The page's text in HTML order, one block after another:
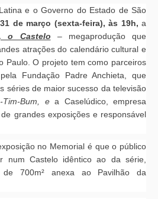
e o Governo do Estado de São
31 de março (sexta-feira), às 19h, a
o Castelo – megaprodução que
atrações do calendário cultural e
Paulo. O projeto tem como parceiros
Fundação Padre Anchieta, que
séries de maior sucesso da televisão
Tim-Bum, ea Caselúdico, empresa
grandes exposições e responsável
no Memorial é que o público
num Castelo idêntico ao da série,
700m² anexa ao Pavilhão da